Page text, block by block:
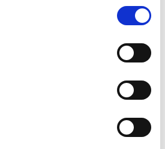
Webseite weiterhin nutzen.